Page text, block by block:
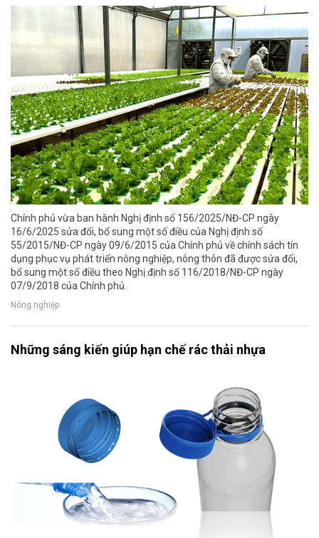
Chính phủ vừa ban hành Nghị định số 156/2025/NĐ-CP ngày
16/6/2025 sửa đổi, bổ sung một số điều của Nghị định số
55/2015/NĐ-CP ngày 09/6/2015 của Chính phủ về chính sách tín
dụng phục vụ phát triển nông nghiệp, nông thôn đã được sửa đổi,
bổ sung một số điều theo Nghị định số 116/2018/NĐ-CP ngày
07/9/2018 của Chính phủ.
Nông nghiệp
Những sáng kiến giúp hạn chế rác thải nhựa